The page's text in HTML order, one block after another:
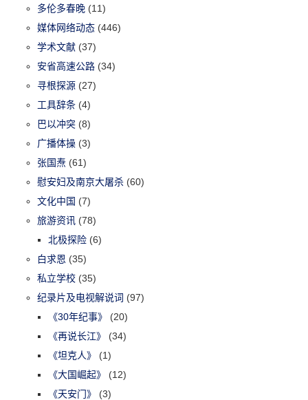
多伦多春晚 (11)
媒体网络动态 (446)
学术文献 (37)
安省高速公路 (34)
寻根探源 (27)
工具辞条 (4)
巴以冲突 (8)
广播体操 (3)
张国焘 (61)
慰安妇及南京大屠杀 (60)
文化中国 (7)
旅游资讯 (78)
北极探险 (6)
白求恩 (35)
私立学校 (35)
纪录片及电视解说词 (97)
《30年纪事》
(20)
《再说长江》
(34)
《坦克人》
(1)
《大国崛起》
(12)
《天安门》
(3)